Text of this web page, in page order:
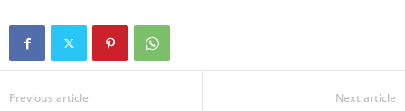
Previous article Next article